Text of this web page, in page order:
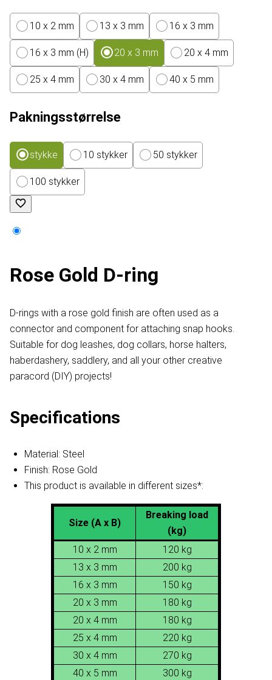
10 x 2 mm 13 x 3 mm 16 x 3 mm
16 x 3 mm (H) 20 x 3 mm 20 x 4 mm
25 x 4 mm 30 x 4 mm 40 x 5 mm
Pakningsstørrelse
stykke 10 stykker 50 stykker
100 stykker
Rose Gold D-ring
D-rings with a rose gold finish are often used as a
connector and component for attaching snap hooks.
Suitable for dog leashes, dog collars, horse halters,
haberdashery, saddlery, and all your other creative
paracord (DIY) projects!
Specifications
Material: Steel
Finish: Rose Gold
This product is available in different sizes*:
Size (A x B)
Breaking load
(kg)
10 x 2 mm
120 kg
13 x 3 mm
200 kg
16 x 3 mm
150 kg
20 x 3 mm
180 kg
20 x 4 mm
180 kg
25 x 4 mm
220 kg
30 x 4 mm
270 kg
40 x 5 mm
300 kg